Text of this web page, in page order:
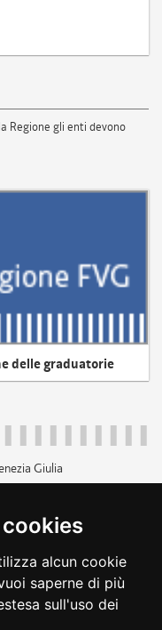
alcun cookie
saperne di più
sull'uso dei
Regione gli enti devono
delle graduatorie
Giulia
dichiarazione di
cookie